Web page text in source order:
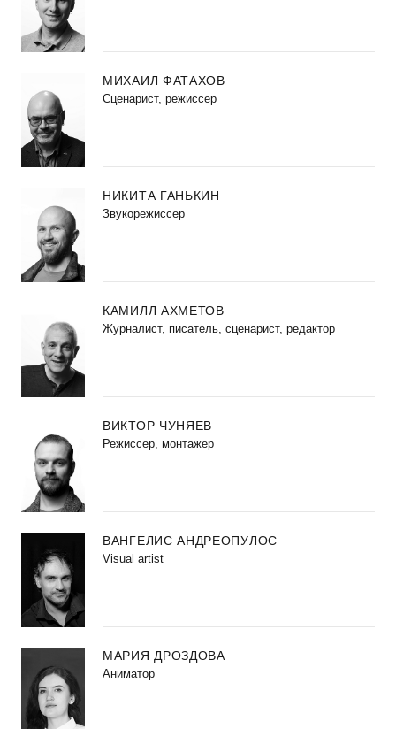
МИХАИЛ ФАТАХОВ
Cценарист, режиссер
НИКИТА ГАНЬКИН
Звукорежиссер
КАМИЛЛ АХМЕТОВ
Журналист, писатель, сценарист, редактор
ВИКТОР ЧУНЯЕВ
Режиссер, монтажер
ВАНГЕЛИС АНДРЕОПУЛОС
Visual artist
МАРИЯ ДРОЗДОВА
Аниматор